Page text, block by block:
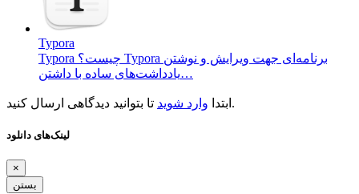
Typora
Typora چیست؟ Typora برنامه‌ای جهت ویرایش و نوشتن
یادداشت‌های ساده با داشتن…
ابتدا وارد شوید تا بتوانید دیدگاهی ارسال کنید.
لینک‌های دانلود
×
بستن